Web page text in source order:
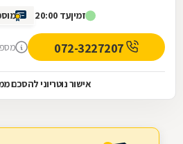
זמיןעד 20:00
אישור נוטריוני להסכם